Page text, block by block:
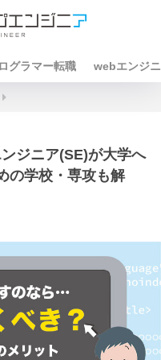
グラマー転職 webエンジ
ジニア(SE)が大学へ
の学校・専攻も解